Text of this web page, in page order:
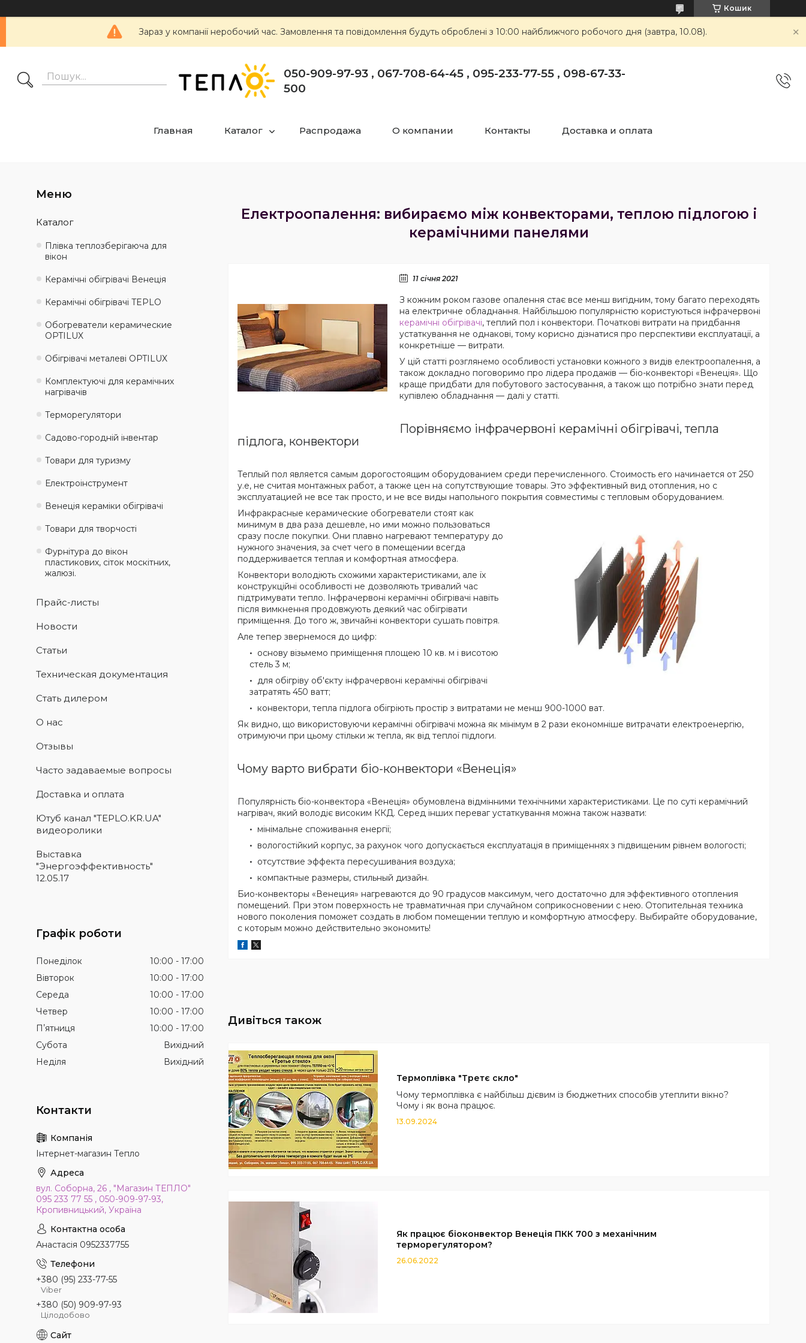
Кошик
Зараз у компанії неробочий час. Замовлення та повідомлення будуть оброблені з 10:00 найближчого робочого дня (завтра, 10.08).
050-909-97-93 , 067-708-64-45 , 095-233-77-55 , 098-67-33-
500
Главная Каталог Распродажа О компании Контакты Доставка и оплата
Електроопалення: вибираємо між конвекторами, теплою підлогою і
керамічними панелями
11 січня 2021
З кожним роком газове опалення стає все менш вигідним, тому багато переходять
на електричне обладнання. Найбільшою популярністю користуються інфрачервоні
керамічні обігрівачі, теплий пол і конвектори. Початкові витрати на придбання
устаткування не однакові, тому корисно дізнатися про перспективи експлуатації, а
конкретніше — витрати.
У цій статті розглянемо особливості установки кожного з видів електроопалення, а
також докладно поговоримо про лідера продажів — біо-конвекторі «Венеція». Що
краще придбати для побутового застосування, а також що потрібно знати перед
купівлею обладнання — далі у статті.
Порівняємо інфрачервоні керамічні обігрівачі, тепла
підлога, конвектори
Теплый пол является самым дорогостоящим оборудованием среди перечисленного. Стоимость его начинается от 250
у.е, не считая монтажных работ, а также цен на сопутствующие товары. Это эффективный вид отопления, но с
эксплуатацией не все так просто, и не все виды напольного покрытия совместимы с тепловым оборудованием.
Инфракрасные керамические обогреватели стоят как
минимум в два раза дешевле, но ими можно пользоваться
сразу после покупки. Они плавно нагревают температуру до
нужного значения, за счет чего в помещении всегда
поддерживается теплая и комфортная атмосфера.
Конвектори володіють схожими характеристиками, але їх
конструкційні особливості не дозволяють тривалий час
підтримувати тепло. Інфрачервоні керамічні обігрівачі навіть
після вимкнення продовжують деякий час обігрівати
приміщення. До того ж, звичайні конвектори сушать повітря.
Але тепер звернемося до цифр:
основу візьмемо приміщення площею 10 кв. м і висотою
стель 3 м;
для обігріву об'єкту інфрачервоні керамічні обігрівачі
затратять 450 ватт;
конвектори, тепла підлога обігріють простір з витратами не менш 900-1000 ват.
Як видно, що використовуючи керамічні обігрівачі можна як мінімум в 2 рази економніше витрачати електроенергію,
отримуючи при цьому стільки ж тепла, як від теплої підлоги.
Чому варто вибрати біо-конвектори «Венеція»
Популярність біо-конвектора «Венеція» обумовлена відмінними технічними характеристиками. Це по суті керамічний
нагрівач, який володіє високим ККД. Серед інших переваг устаткування можна також назвати:
мінімальне споживання енергії;
вологостійкий корпус, за рахунок чого допускається експлуатація в приміщеннях з підвищеним рівнем вологості;
отсутствие эффекта пересушивания воздуха;
компактные размеры, стильный дизайн.
Био-конвекторы «Венеция» нагреваются до 90 градусов максимум, чего достаточно для эффективного отопления
помещений. При этом поверхность не травматичная при случайном соприкосновении с нею. Отопительная техника
нового поколения поможет создать в любом помещении теплую и комфортную атмосферу. Выбирайте оборудование,
с которым можно действительно экономить!
Термоплівка "Третє скло"
Чому термоплівка є найбільш дієвим із бюджетних способів утеплити вікно?
Чому і як вона працює.
13.09.2024
Як працює біоконвектор Венеція ПКК 700 з механічним
терморегулятором?
26.06.2022
Каталог
Плівка теплозберігаюча для
вікон
Керамічні обігрівачі Венеція
Керамічні обігрівачі TEPLO
Обогреватели керамические
OPTILUX
Обігрівачі металеві OPTILUX
Комплектуючі для керамічних
нагрівачів
Терморегулятори
Садово-городній інвентар
Товари для туризму
Електроінструмент
Венеція кераміки обігрівачі
Товари для творчості
Фурнітура до вікон
пластикових, сіток москітних,
жалюзі.
Прайс-листы
Новости
Статьи
Техническая документация
Стать дилером
О нас
Отзывы
Часто задаваемые вопросы
Доставка и оплата
Ютуб канал "TEPLO.KR.UA"
видеоролики
Выставка
"Энергоэффективность"
12.05.17
Графік роботи
Понеділок 10:00
17:00
Вівторок
10:00
17:00
Середа
10:00
17:00
Четвер
10:00
17:00
Пʼятниця
10:00
17:00
Субота
Вихідний
Неділя
Вихідний
Інтернет-магазин Тепло
вул. Соборна, 26 , "Магазин ТЕПЛО"
095 233 77 55 , 050-909-97-93,
Кропивницький, Україна
Анастасія 0952337755
+380 (95) 233-77-55
Viber
+380 (50) 909-97-93
Цілодобово